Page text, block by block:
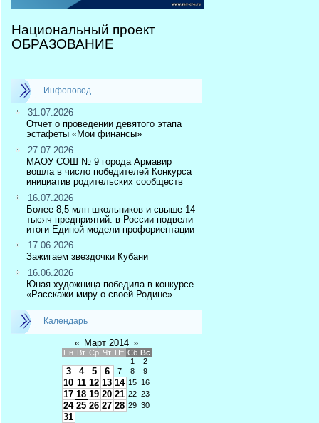
Национальный проект
ОБРАЗОВАНИЕ
Инфоповод
31.07.2026
Отчет о проведении девятого этапа
эстафеты «Мои финансы»
27.07.2026
МАОУ СОШ № 9 города Армавир
вошла в число победителей Конкурса
инициатив родительских сообществ
16.07.2026
Более 8,5 млн школьников и свыше 14
тысяч предприятий: в России подвели
итоги Единой модели профориентации
17.06.2026
Зажигаем звездочки Кубани
16.06.2026
Юная художница победила в конкурсе
«Расскажи миру о своей Родине»
Календарь
« Март 2014 »
Пн Вт Ср Чт Пт Сб Вс
1
2
3 4 5 6 7 8 9
10 11 12 13 14 15 16
17 18 19 20 21 22 23
24 25 26 27 28 29 30
31